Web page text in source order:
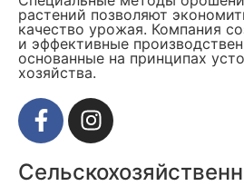
растений позволяют
качество урожая. Компания
и эффективные
основанные на принципах
хозяйства.